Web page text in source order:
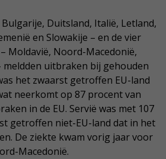
Duitsland, Italië, Letland,
en Slowakije – en de vier
Moldavië, Noord-Macedonië,
meldden uitbraken bij gehouden
het zwaarst getroffen EU-land
neerkomt op 87 procent van
in de EU. Servië was met 107
getroffen niet-EU-land dat in het
De ziekte kwam vorig jaar voor
Macedonië.